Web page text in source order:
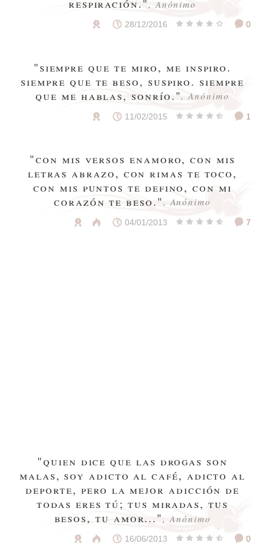
respiración.", Anónimo
28/12/2016 0
"siempre que te miro, me inspiro.
siempre que te beso, suspiro. siempre
que me hablas, sonrío.", Anónimo
11/02/2015 1
"con mis versos enamoro, con mis
letras abrazo, con rimas te toco,
con mis puntos te defino, con mi
corazón te beso.", Anónimo
04/01/2013 7
"quien dice que las drogas son
malas, soy adicto al café, adicto al
deporte, pero la mejor adicción de
todas eres tú; tus miradas, tus
besos, tu amor...", Anónimo
16/06/2013 0